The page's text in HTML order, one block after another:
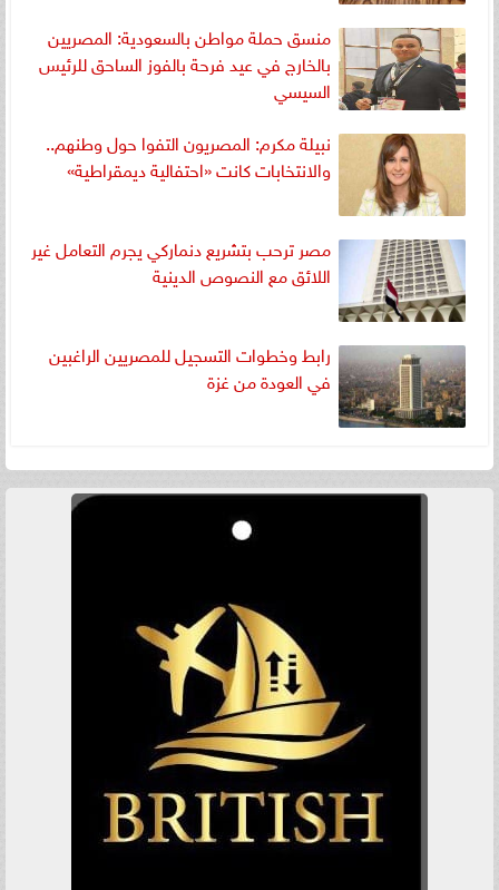
منسق حملة مواطن بالسعودية: المصريين
بالخارج في عيد فرحة بالفوز الساحق للرئيس
السيسي
نبيلة مكرم: المصريون التفوا حول وطنهم..
والانتخابات كانت «احتفالية ديمقراطية»
مصر ترحب بتشريع دنماركي يجرم التعامل غير
اللائق مع النصوص الدينية
رابط وخطوات التسجيل للمصريين الراغبين
في العودة من غزة